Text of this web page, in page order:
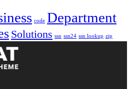
code Department
Solutions ssn ssn24 ssn lookup zip